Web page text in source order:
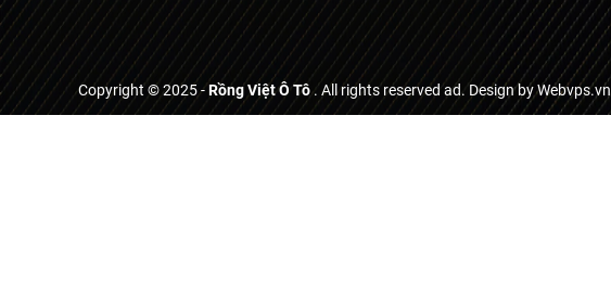
Copyright © 2025 -Rồng Việt Ô Tô . All rights reserved ad. Design byWebvps.vn